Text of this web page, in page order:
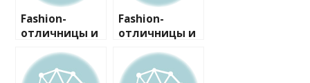
Fashion-
отличницы и
недели
Fashion-
отличницы и
недели